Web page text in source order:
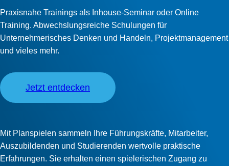
Praxisnahe Trainings als Inhouse-Seminar oder Online
Training. Abwechslungsreiche Schulungen für
Unternehmerisches Denken und Handeln, Projektmanagement
und vieles mehr.
Jetzt entdecken
Mit Planspielen sammeln Ihre Führungskräfte, Mitarbeiter,
Auszubildenden und Studierenden wertvolle praktische
Erfahrungen. Sie erhalten einen spielerischen Zugang zu